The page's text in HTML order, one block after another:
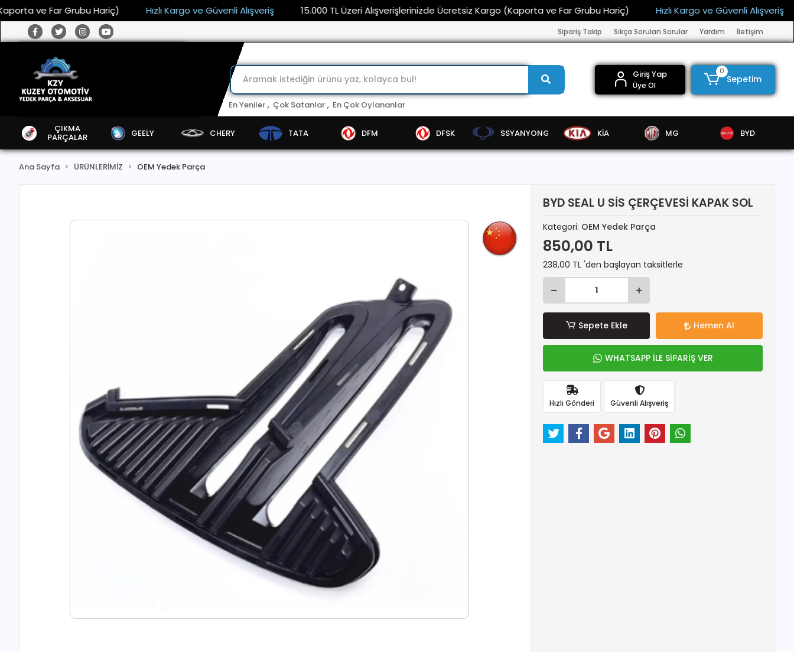
ve Far Grubu Hariç) Hızlı Kargo ve Güvenli Alışveriş 15.000 TL Üzeri Alışverişlerinizde Ücretsiz Kargo (Kaporta ve Far Grubu Hariç) Hızlı Kargo ve Güvenli Alışveriş
Sipariş Takip Sıkça Sorulan Sorular Yardım İletişim
En Yeniler , Çok Satanlar , En Çok Oylananlar
Giriş Yap
Üye Ol
0
Sepetim
ÇIKMA
PARÇALAR GEELY CHERY TATA DFM DFSK SSYANYONG KİA MG BYD
Ana Sayfa ÜRÜNLERİMİZ OEM Yedek Parça
BYD SEAL U SİS ÇERÇEVESİ KAPAK SOL
Kategori: OEM Yedek Parça
850,00 TL
238,00 TL 'den başlayan taksitlerle
Sepete Ekle Hemen Al
WHATSAPP İLE SİPARİŞ VER
Hızlı Gönderi Güvenli Alışveriş